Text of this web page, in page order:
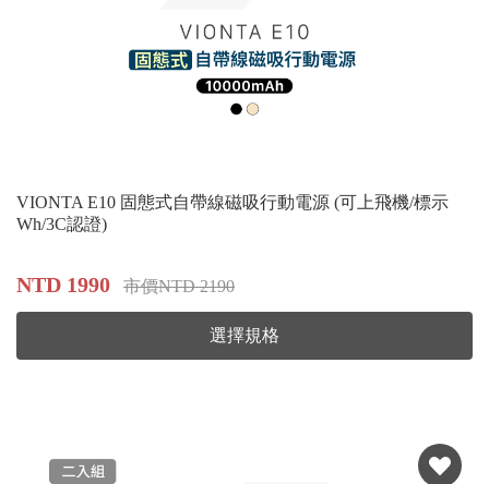
VIONTA E10 固態式自帶線磁吸行動電源 (可上飛機/標示
Wh/3C認證)
NTD 1990 市價NTD 2190
選擇規格